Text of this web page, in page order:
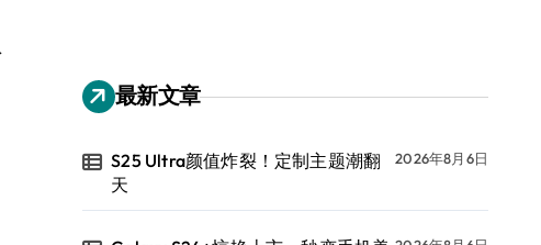
最新文章
S25 Ultra颜值炸裂！定制主题潮翻
天
2026年8月6日